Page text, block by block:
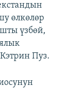
өлкөлөр
үзбөй,
Пуз.